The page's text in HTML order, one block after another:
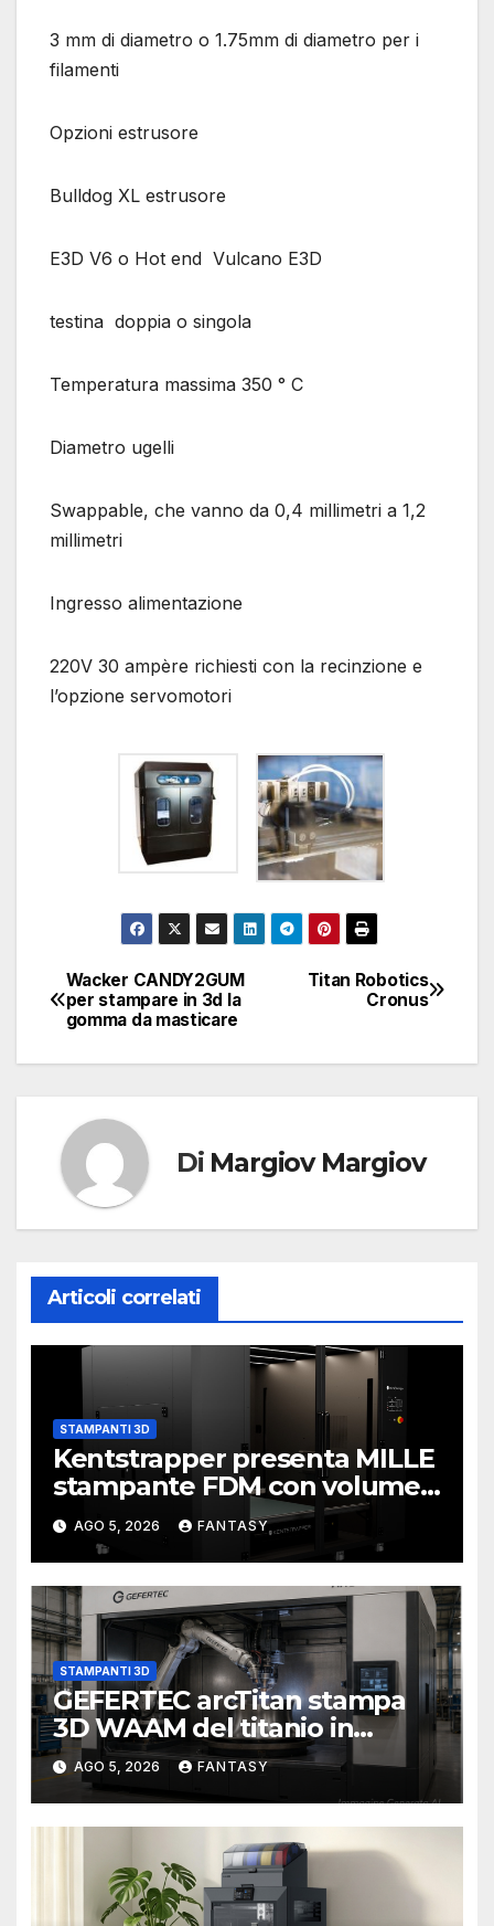
3 mm di diametro o 1.75mm di diametro per i
filamenti
Opzioni estrusore
Bulldog XL estrusore
E3D V6 o Hot end Vulcano E3D
testina doppia o singola
Temperatura massima 350 ° C
Diametro ugelli
Swappable, che vanno da 0,4 millimetri a 1,2
millimetri
Ingresso alimentazione
220V 30 ampère richiesti con la recinzione e
l’opzione servomotori
Navigazione
articoli
Titan Robotics
Cronus
Wacker CANDY2GUM
per stampare in 3d la
gomma da masticare
Di Margiov Margiov
Articoli correlati
STAMPANTI 3D
Kentstrapper presenta MILLE
stampante FDM con volume
di stampa da un metro cubo
AGO 5, 2026 FANTASY
STAMPANTI 3D
GEFERTEC arcTitan stampa
3D WAAM del titanio in
camera inerte
AGO 5, 2026 FANTASY